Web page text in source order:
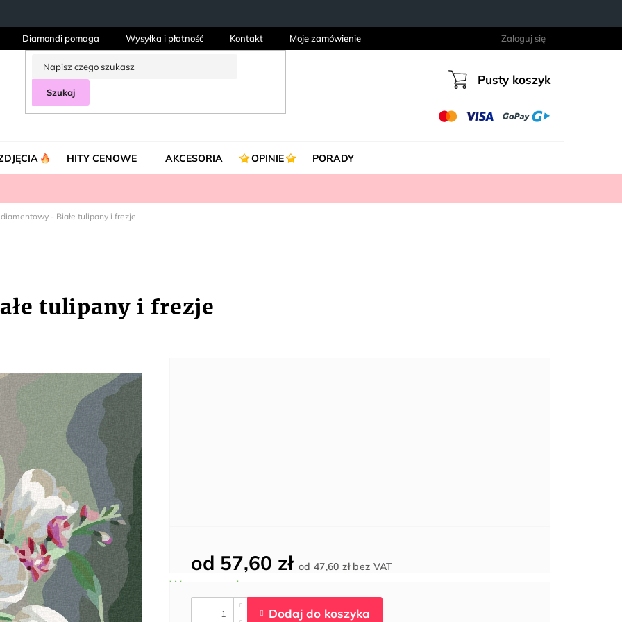
Diamondi pomaga Wysyłka i płatność Kontakt Moje zamówienie Zaloguj się
Szukaj Koszyk
Pusty koszyk
HITY CENOWE AKCESORIA OPINIE PORADY
- Białe tulipany i frezje
tulipany i frezje
od 57,60 zł od47,60 złbez VAT